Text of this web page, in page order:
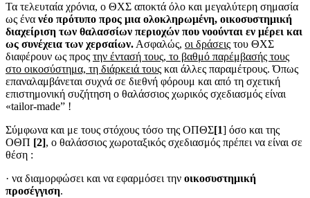
Τα τελευταία χρόνια, ο ΘΧΣ αποκτά όλο και μεγαλύτερη σημασία
ως ένα νέο πρότυπο προς μια ολοκληρωμένη, οικοσυστημική
διαχείριση των θαλασσίων περιοχών που νοούνται εν μέρει και
ως συνέχεια των χερσαίων. Ασφαλώς, οι δράσεις του ΘΧΣ
διαφέρουν ως προς την έντασή τους, το βαθμό παρέμβασής τους
στο οικοσύστημα, τη διάρκειά τους και άλλες παραμέτρους. Όπως
επαναλαμβάνεται συχνά σε διεθνή φόρουμ και από τη σχετική
επιστημονική συζήτηση ο θαλάσσιος χωρικός σχεδιασμός είναι
«tailor-made” !
Σύμφωνα και με τους στόχους τόσο της ΟΠΘΣ[1] όσο και της
ΟΘΠ [2], ο θαλάσσιος χωροταξικός σχεδιασμός πρέπει να είναι σε
θέση :
· να διαμορφώσει και να εφαρμόσει την οικοσυστημική
προσέγγιση.